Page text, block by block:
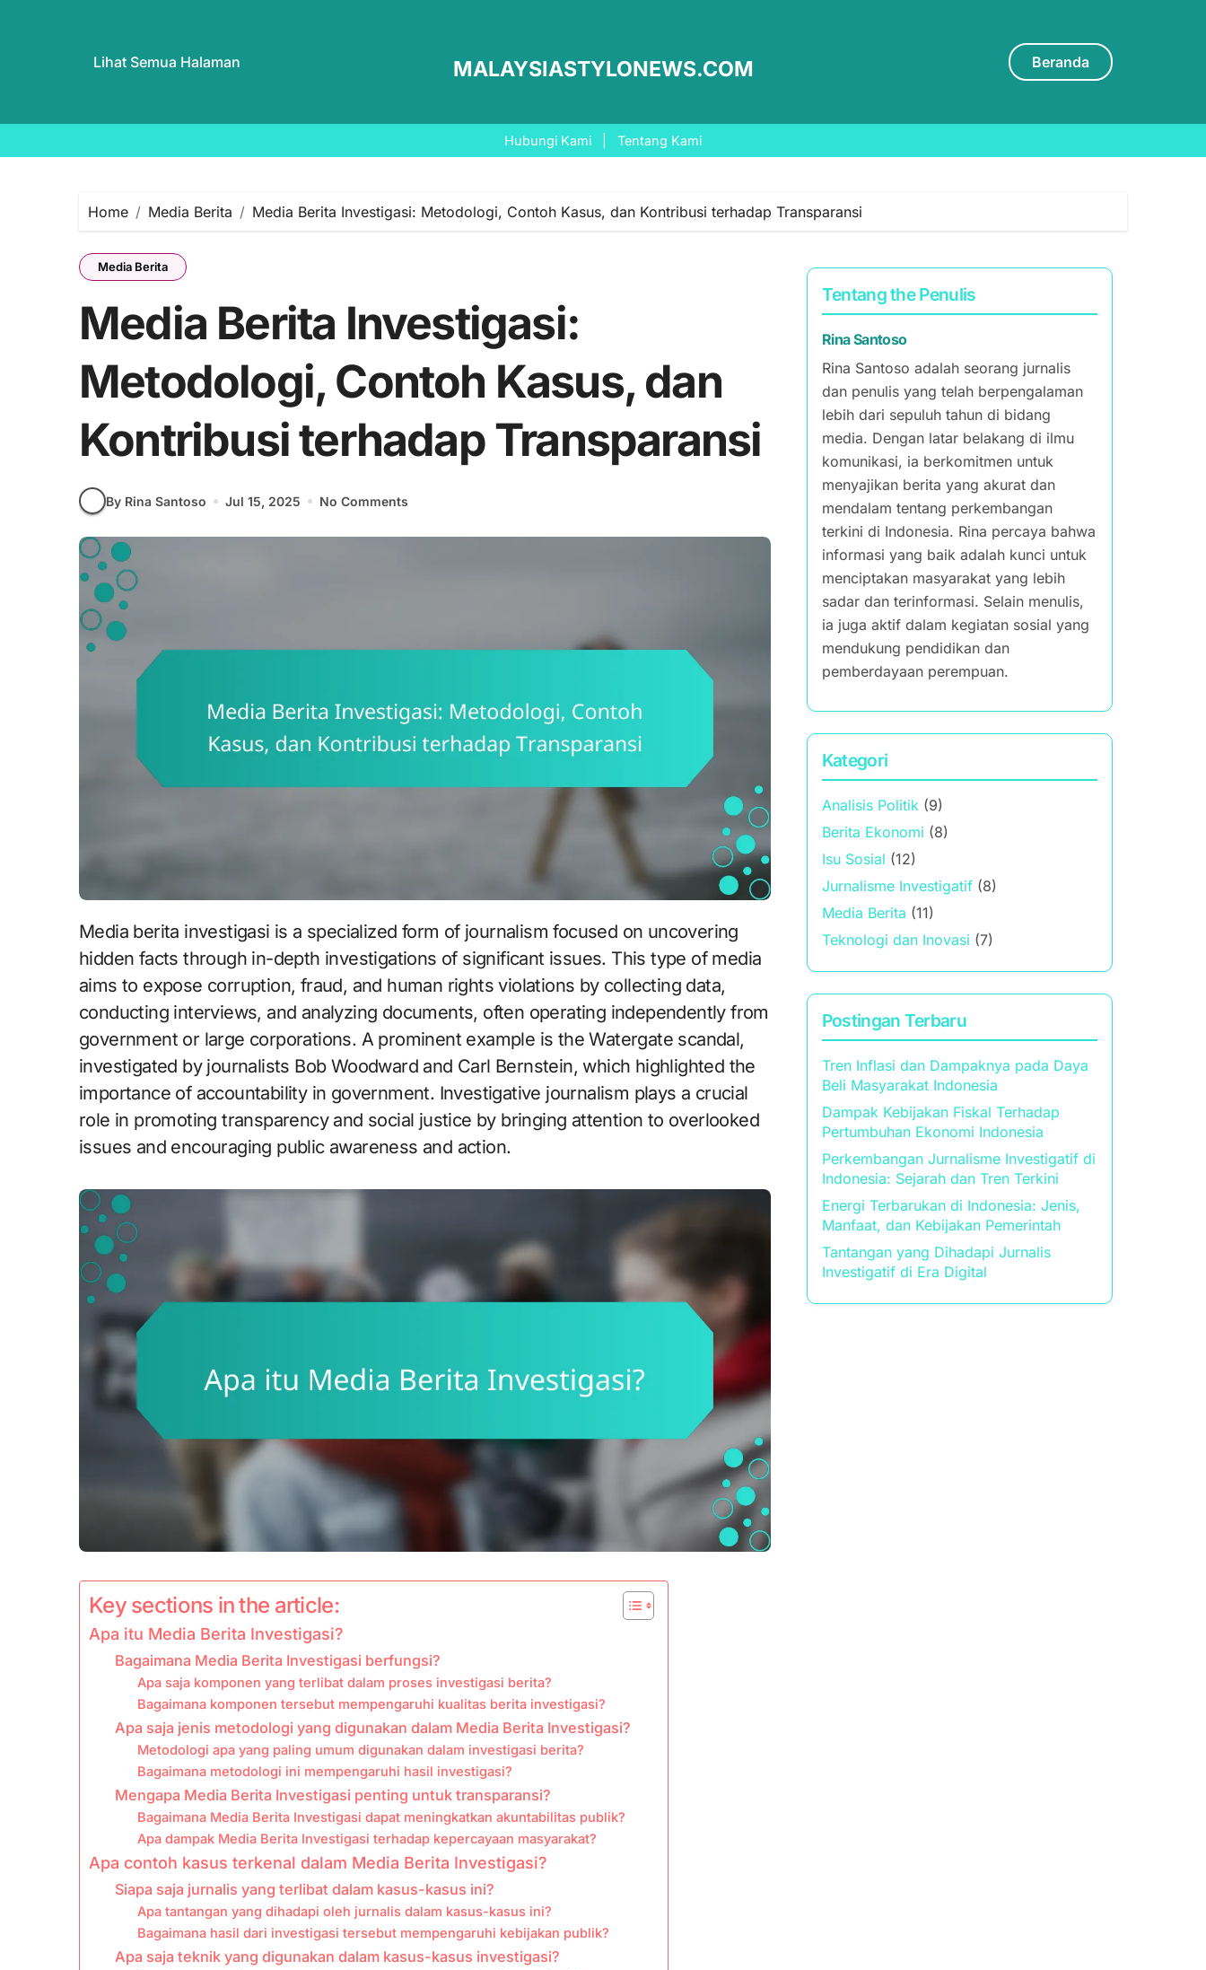
Lihat Semua Halaman MALAYSIASTYLONEWS.COM Beranda
Hubungi Kami Tentang Kami
Home Media Berita Media Berita Investigasi: Metodologi, Contoh Kasus, dan Kontribusi terhadap Transparansi
Media Berita
Media Berita Investigasi:
Metodologi, Contoh Kasus, dan
Kontribusi terhadap Transparansi
By Rina Santoso Jul 15, 2025 No Comments
Media berita investigasi is a specialized form of journalism focused on uncovering
hidden facts through in-depth investigations of significant issues. This type of media
aims to expose corruption, fraud, and human rights violations by collecting data,
conducting interviews, and analyzing documents, often operating independently from
government or large corporations. A prominent example is the Watergate scandal,
investigated by journalists Bob Woodward and Carl Bernstein, which highlighted the
importance of accountability in government. Investigative journalism plays a crucial
role in promoting transparency and social justice by bringing attention to overlooked
issues and encouraging public awareness and action.
Key sections in the article:
Apa itu Media Berita Investigasi?
Bagaimana Media Berita Investigasi berfungsi?
Apa saja komponen yang terlibat dalam proses investigasi berita?
Bagaimana komponen tersebut mempengaruhi kualitas berita investigasi?
Apa saja jenis metodologi yang digunakan dalam Media Berita Investigasi?
Metodologi apa yang paling umum digunakan dalam investigasi berita?
Bagaimana metodologi ini mempengaruhi hasil investigasi?
Mengapa Media Berita Investigasi penting untuk transparansi?
Bagaimana Media Berita Investigasi dapat meningkatkan akuntabilitas publik?
Apa dampak Media Berita Investigasi terhadap kepercayaan masyarakat?
Apa contoh kasus terkenal dalam Media Berita Investigasi?
Siapa saja jurnalis yang terlibat dalam kasus-kasus ini?
Apa tantangan yang dihadapi oleh jurnalis dalam kasus-kasus ini?
Bagaimana hasil dari investigasi tersebut mempengaruhi kebijakan publik?
Apa saja teknik yang digunakan dalam kasus-kasus investigasi?
Tentang the Penulis
Rina Santoso
Rina Santoso adalah seorang jurnalis
dan penulis yang telah berpengalaman
lebih dari sepuluh tahun di bidang
media. Dengan latar belakang di ilmu
komunikasi, ia berkomitmen untuk
menyajikan berita yang akurat dan
mendalam tentang perkembangan
terkini di Indonesia. Rina percaya bahwa
informasi yang baik adalah kunci untuk
menciptakan masyarakat yang lebih
sadar dan terinformasi. Selain menulis,
ia juga aktif dalam kegiatan sosial yang
mendukung pendidikan dan
pemberdayaan perempuan.
Kategori
Analisis Politik(9)
Berita Ekonomi (8)
Isu Sosial (12)
Jurnalisme Investigatif(8)
Media Berita (11)
Teknologi dan Inovasi (7)
Postingan Terbaru
Tren Inflasi dan Dampaknya pada Daya
Beli Masyarakat Indonesia
Dampak Kebijakan Fiskal Terhadap
Pertumbuhan Ekonomi Indonesia
Perkembangan Jurnalisme Investigatif di
Indonesia: Sejarah dan Tren Terkini
Energi Terbarukan di Indonesia: Jenis,
Manfaat, dan Kebijakan Pemerintah
Tantangan yang Dihadapi Jurnalis
Investigatif di Era Digital